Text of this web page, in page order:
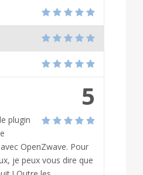
5
plugin
OpenZwave. Pour
je peux vous dire que